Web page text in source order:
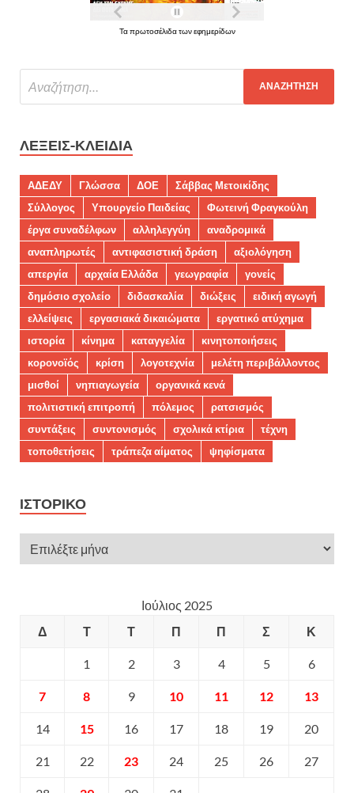
Τα πρωτοσέλιδα των εφημερίδων
ΛΈΞΕΙΣ-ΚΛΕΙΔΙΆ
ΑΔΕΔΥ Γλώσσα ΔΟΕ
Σάββας Μετοικίδης
Σύλλογος
Υπουργείο Παιδείας
Φωτεινή Φραγκούλη
έργα συναδέλφων
αλληλεγγύη
αναδρομικά
αναπληρωτές
αντιφασιστική δράση
αξιολόγηση
απεργία
αρχαία Ελλάδα γεωγραφία
γονείς
δημόσιο σχολείο
διδασκαλία διώξεις
ειδική αγωγή
ελλείψεις
εργασιακά δικαιώματα
εργατικό ατύχημα
ιστορία
κίνημα καταγγελία
κινητοποιήσεις
κορονοϊός
κρίση λογοτεχνία
μελέτη περιβάλλοντος
μισθοί
νηπιαγωγεία
οργανικά κενά
πολιτιστική επιτροπή
πόλεμος
ρατσισμός
συντάξεις
συντονισμός σχολικά κτίρια
τέχνη
τοποθετήσεις
τράπεζα αίματος ψηφίσματα
ΙΣΤΟΡΙΚΌ
Ιούλιος 2025
Δ
Τ Τ Π Π Σ Κ
1 2 3 4 5 6
7 8 9 10 11 12 13
14 15 16 17 18 19 20
21 22 23 24 25 26 27